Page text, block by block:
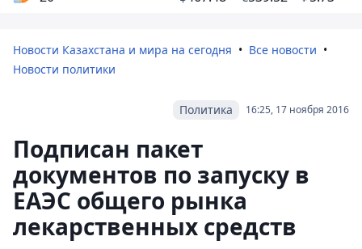
Новости Казахстана и мира на сегодня
Все новости
Новости политики
16:25, 17 ноября 2016
Политика
Подписан пакет
документов по запуску в
ЕАЭС общего рынка
лекарственных средств